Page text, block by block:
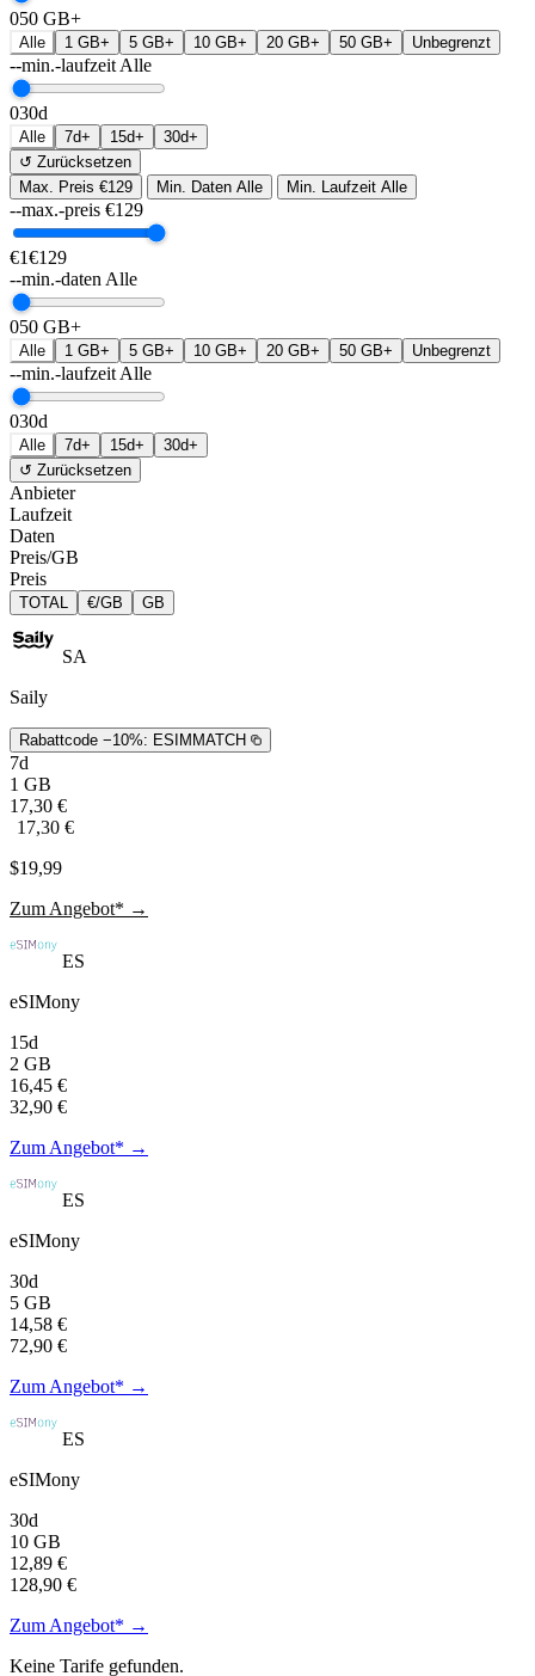
050 GB+
Alle 1 GB+ 5 GB+ 10 GB+ 20 GB+ 50 GB+ Unbegrenzt
--min.-laufzeit Alle
030d
Alle 7d+ 15d+
30d+
↺ Zurücksetzen
Max. Preis €129 Min. Daten Alle Min. Laufzeit Alle
--max.-preis €129
€1€129
--min.-daten Alle
050 GB+
Alle 1 GB+ 5 GB+ 10 GB+ 20 GB+ 50 GB+ Unbegrenzt
--min.-laufzeit Alle
030d
Alle 7d+ 15d+
30d+
↺ Zurücksetzen
Anbieter
Laufzeit
Daten
Preis/GB
Preis
TOTAL €/GB GB
SA
Saily
Rabattcode −10%: ESIMMATCH
7d
1 GB
17,30 €
17,30 €
$19,99
Zum Angebot* →
ES
eSIMony
15d
2 GB
16,45 €
32,90 €
Zum Angebot* →
ES
eSIMony
30d
5 GB
14,58 €
72,90 €
Zum Angebot* →
ES
eSIMony
30d
10 GB
12,89 €
128,90 €
Zum Angebot* →
Keine Tarife gefunden.